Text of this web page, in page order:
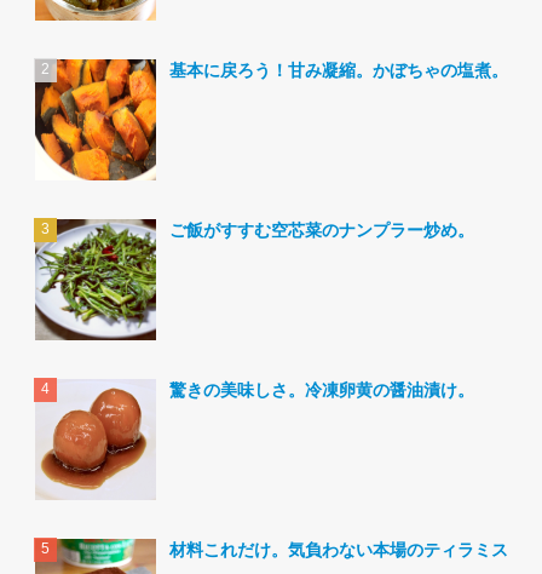
基本に戻ろう！甘み凝縮。かぼちゃの塩煮。
ご飯がすすむ空芯菜のナンプラー炒め。
驚きの美味しさ。冷凍卵黄の醤油漬け。
材料これだけ。気負わない本場のティラミス。